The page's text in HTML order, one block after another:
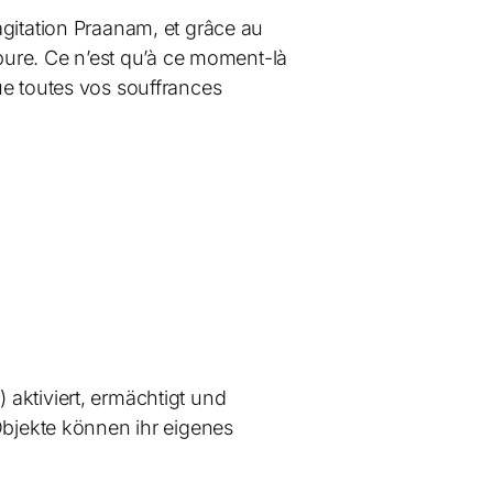
Praanam, et grâce au
Ce n’est qu’à ce moment-là
toutes vos souffrances
aktiviert, ermächtigt und
können ihr eigenes